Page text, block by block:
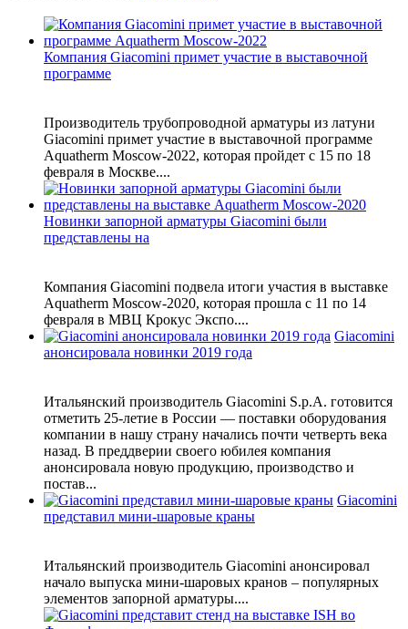
Компания Giacomini примет участие в выставочной
программе
Производитель трубопроводной арматуры из латуни
Giacomini примет участие в выставочной программе
Aquatherm Moscow-2022, которая пройдет с 15 по 18
февраля в Москве....
Новинки запорной арматуры Giacomini были
представлены на
Компания Giacomini подвела итоги участия в выставке
Aquatherm Moscow-2020, которая прошла с 11 по 14
февраля в МВЦ Крокус Экспо....
Giacomini
анонсировала новинки 2019 года
Итальянский производитель Giacomini S.p.A. готовится
отметить 25-летие в России — поставки оборудования
компании в нашу страну начались почти четверть века
назад. В преддверии своего юбилея компания
анонсировала новую продукцию, производство и
постав...
Giacomini
представил мини-шаровые краны
Итальянский производитель Giacomini анонсировал
начало выпуска мини-шаровых кранов – популярных
элементов запорной арматуры....